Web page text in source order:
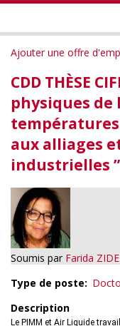
Ajouter une offre
CDD THÈSE
physiques de
aux alliages
industrielles ”
Soumis par Farida
Type de poste
Description
Le PIMM et Air Liquide